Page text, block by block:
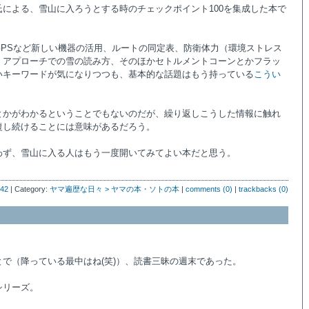
よる、雪山に入ろうとする時のチェックポイント100を集成した本で
など新しい機器の活用、ルートの同定表、防衛体力（環境ストレス
プローチでの雪の読み方、そのほかセトルメントコーンとかフラッ
ーワードが気になりつつも、基本的な話題はもう持っているこうい
がわかるということでもないのだが、繰り返しこうした情報に触れ
続けることには意味があるだろう。
、雪山に入る人はもう一度開いてみてよい本だと思う。
| Category: ヤマ遍歴な日々 > ヤマの本・ソトの本 | comments (0) | trackbacks (0)
（降っている最中はね(笑)）、読書三昧の週末であった。
リーズ。